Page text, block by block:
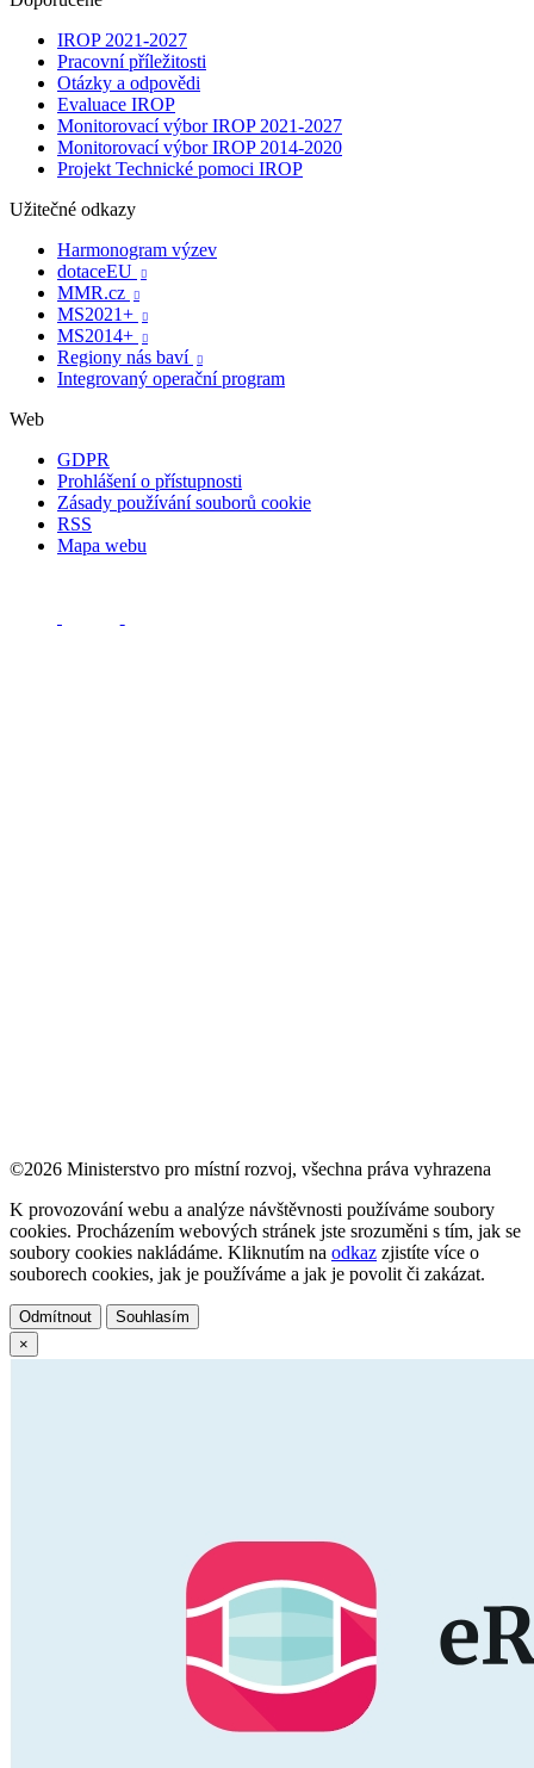
IROP 2021-2027
Pracovní příležitosti
Otázky a odpovědi
Evaluace IROP
Monitorovací výbor IROP 2021-2027
Monitorovací výbor IROP 2014-2020
Projekt Technické pomoci IROP
Užitečné odkazy
Harmonogram výzev
dotaceEU

MMR.cz 
MS2021+ 
MS2014+ 
Regiony nás baví 
Integrovaný operační program
Web
GDPR
Prohlášení o přístupnosti
Zásady používání souborů cookie
RSS
Mapa webu
©2026 Ministerstvo pro místní rozvoj, všechna práva vyhrazena
K provozování webu a analýze návštěvnosti používáme soubory
cookies. Procházením webových stránek jste srozuměni s tím, jak se
soubory cookies nakládáme. Kliknutím na odkaz zjistíte více o
souborech cookies, jak je používáme a jak je povolit či zakázat.
Odmítnout
Souhlasím
×